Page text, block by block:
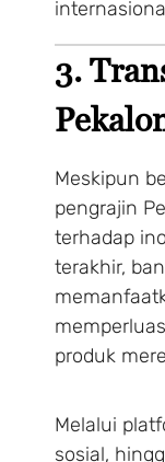
3.
Meskipun
pengrajin
terhadap
terakhir,
produk
Melalui
sosial,